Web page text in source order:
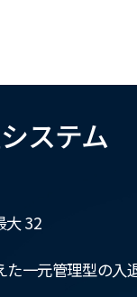
ステム
大 32
一元管理型の